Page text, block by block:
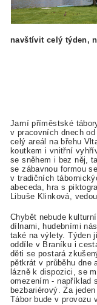
navštívit celý týden,
Jarní příměstské
v pracovních dnech
celý areál na břehu
koutkem i vnitřní
se sněhem i bez něj,
se zábavnou formou
v tradičních
abeceda, hra s
Libuše Klinková,
Chybět nebude
dílnami, hudebními
také na výlety. Týden
oddíle v Braníku i
děti se postará
pětkrát v průběhu
lázně k dispozici, se
omezením - například
bezbariérový. Za
Tábor bude v provozu